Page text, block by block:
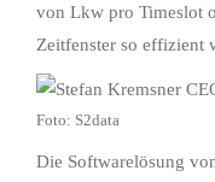
von Lkw pro Timeslot
Zeitfenster so effizient
Foto: S2data
Die Softwarelösung